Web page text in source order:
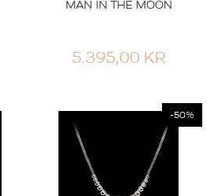
24.000,00 KR
MAN IN THE MOON
5.395,00 KR
-50%